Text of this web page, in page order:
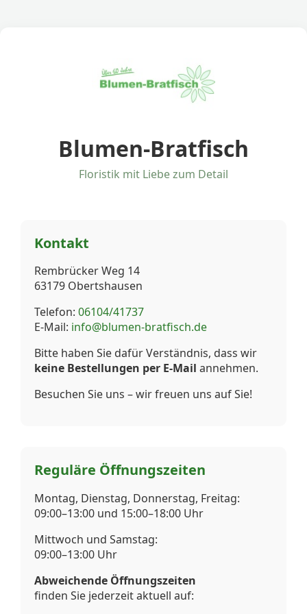
Blumen-Bratfisch
Floristik mit Liebe zum Detail
Kontakt
Rembrücker Weg 14
63179 Obertshausen
Telefon: 06104/41737
E-Mail: info@blumen-bratfisch.de
Bitte haben Sie dafür Verständnis, dass wir
keine Bestellungen per E-Mail annehmen.
Besuchen Sie uns – wir freuen uns auf Sie!
Reguläre Öffnungszeiten
Montag, Dienstag, Donnerstag, Freitag:
09:00–13:00 und 15:00–18:00 Uhr
Mittwoch und Samstag:
09:00–13:00 Uhr
Abweichende Öffnungszeiten
finden Sie jederzeit aktuell auf: